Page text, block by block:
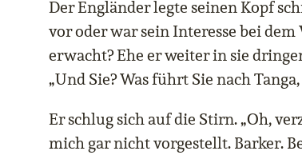
Der Engländer legte seinen Kopf
vor oder war sein Interesse bei dem
erwacht? Ehe er weiter in sie
„Und Sie? Was führt Sie nach
Er schlug sich auf die Stirn. „Oh,
mich gar nicht vorgestellt. Barker.